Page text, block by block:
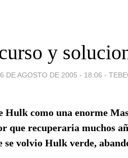
y
DE AGOSTO DE 2005 - 18:06 -
Hulk como una enorme
que recuperaria muchos
se volvio Hulk verde,